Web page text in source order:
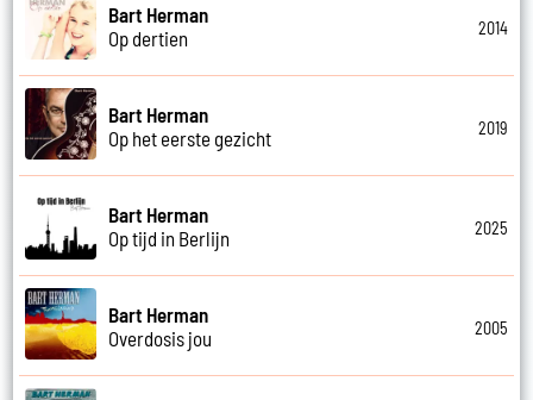
Bart Herman
Op dertien
2014
Bart Herman
Op het eerste gezicht
2019
Bart Herman
Op tijd in Berlijn
2025
Bart Herman
Overdosis jou
2005